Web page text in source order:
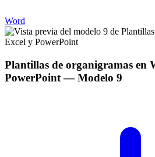
Word
Plantillas de organigramas en
PowerPoint— Modelo 9